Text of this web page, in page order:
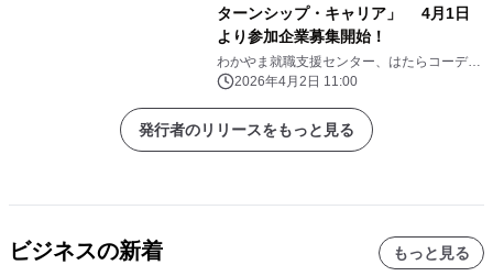
ターンシップ・キャリア」 4月1日
より参加企業募集開始！
わかやま就職支援センター、はたらコーデわ
かやま
2026年4月2日 11:00
発行者のリリースをもっと見る
ビジネスの新着 もっと見る